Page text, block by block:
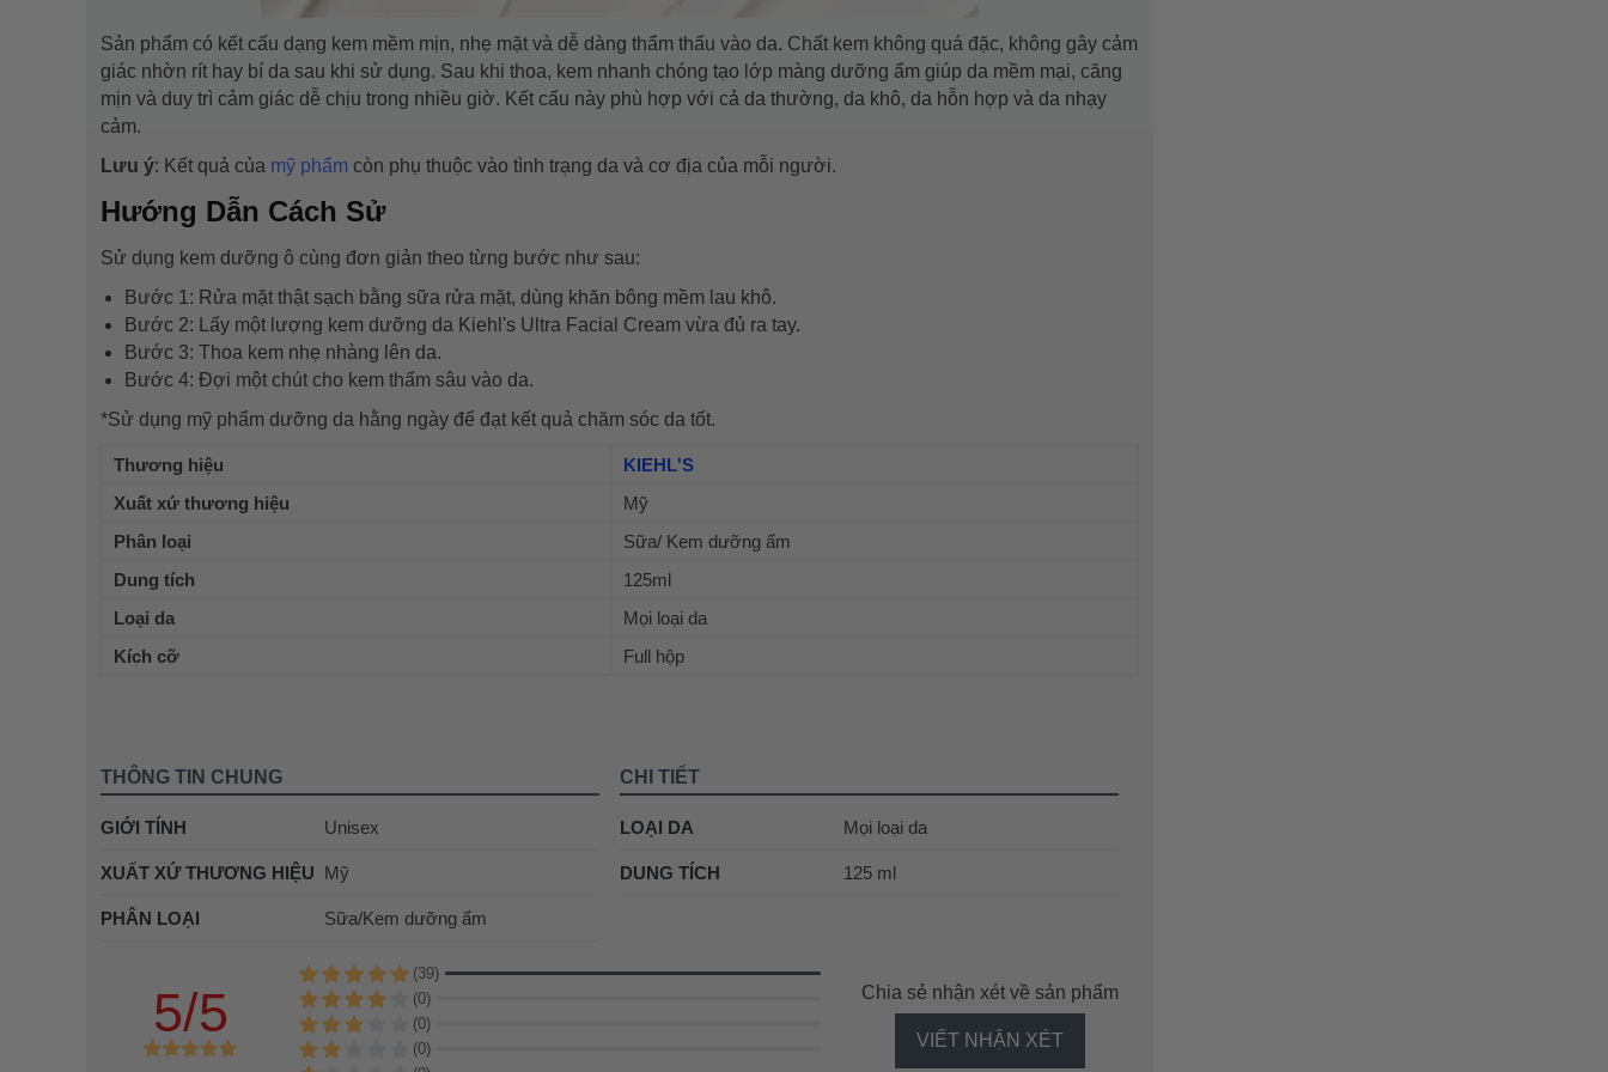
Sản phẩm có kết cấu dạng kem mềm mịn, nhẹ mặt và dễ dàng thẩm thấu vào da. Chất kem không quá đặc, không gây cảm
giác nhờn rít hay bí da sau khi sử dụng. Sau khi thoa, kem nhanh chóng tạo lớp màng dưỡng ẩm giúp da mềm mại, căng
mịn và duy trì cảm giác dễ chịu trong nhiều giờ. Kết cấu này phù hợp với cả da thường, da khô, da hỗn hợp và da nhạy
cảm.
Lưu ý: Kết quả của mỹ phẩm còn phụ thuộc vào tình trạng da và cơ địa của mỗi người.
Hướng Dẫn Cách Sử
Sử dụng kem dưỡng ô cùng đơn giản theo từng bước như sau:
Bước 1: Rửa mặt thật sạch bằng sữa rửa mặt, dùng khăn bông mềm lau khô.
Bước 2: Lấy một lượng kem dưỡng da Kiehl's Ultra Facial Cream vừa đủ ra tay.
Bước 3: Thoa kem nhẹ nhàng lên da.
Bước 4: Đợi một chút cho kem thấm sâu vào da.
*Sử dụng mỹ phẩm dưỡng da hằng ngày để đạt kết quả chăm sóc da tốt.
Thương hiệu
KIEHL'S
Xuất xứ thương hiệu
Mỹ
Phân loại
Sữa/ Kem dưỡng ẩm
Dung tích
125ml
Loại da
Mọi loại da
Kích cỡ
Full hộp
THÔNG TIN CHUNG
GIỚI TÍNH Unisex
XUẤT XỨ THƯƠNG HIỆU Mỹ
PHÂN LOẠI Sữa/Kem dưỡng ẩm
CHI TIẾT
LOẠI DA Mọi loại da
DUNG TÍCH 125 ml
5/5
(39)
(0)
(0)
(0)
Chia sẻ nhận xét về sản phẩm
VIẾT NHẬN XÉT